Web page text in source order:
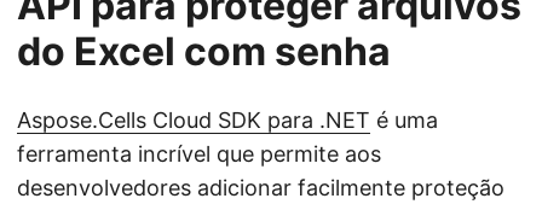
do Excel com senha
Aspose.Cells Cloud SDK para .NET é uma
ferramenta incrível que permite aos
desenvolvedores adicionar facilmente proteção